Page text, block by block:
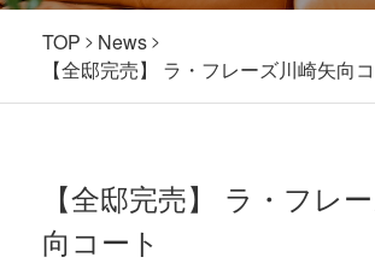
TOP
News
【全邸完売】 ラ・フレーズ川崎矢向
【全邸完売】 ラ・フレ
向コート